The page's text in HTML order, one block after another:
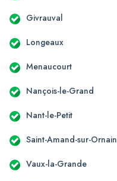
Givrauval
Longeaux
Menaucourt
Nançois-le-Grand
Nant-le-Petit
Saint-Amand-sur-Ornain
Vaux-la-Grande